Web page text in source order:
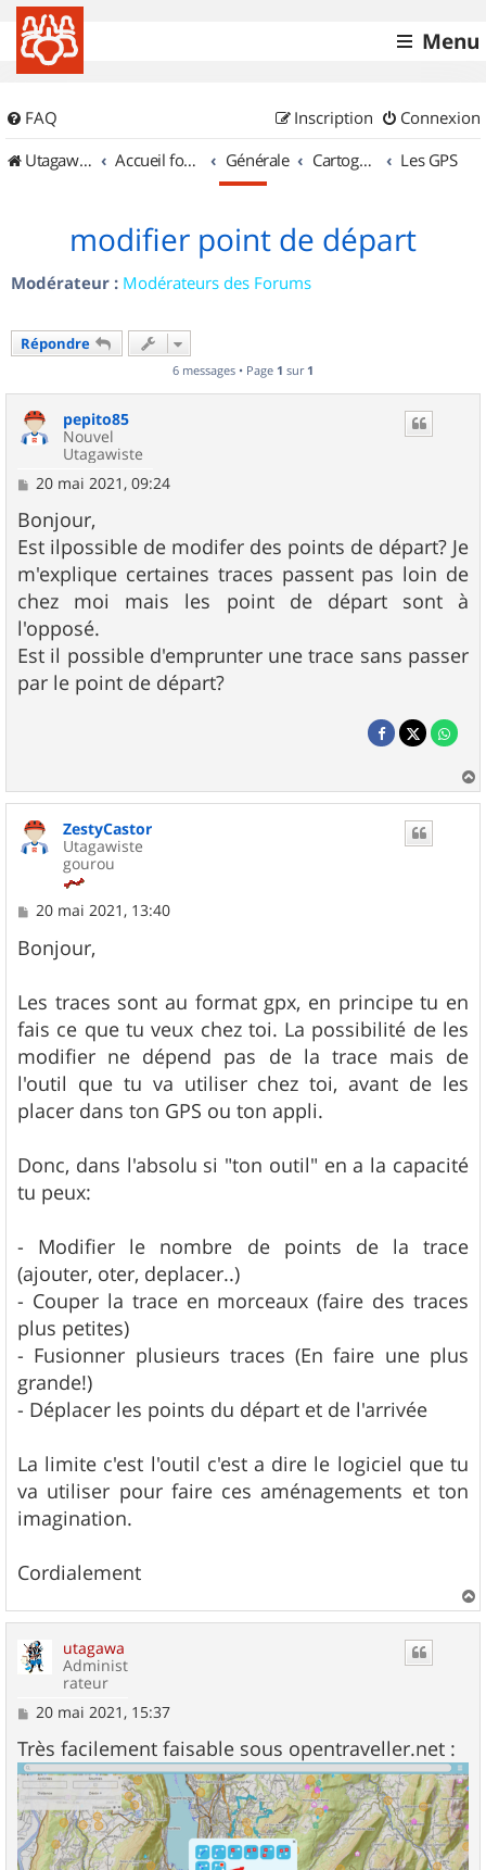
Menu
FAQ Connexion
Inscription
UtagawaVTT (Randos VTT et VTTAE avec traces GPS)
Accueil forum Générale Cartographie et GPS Les GPS
modifier point de départ
Modérateur : Modérateurs des Forums
Répondre
6 messages • Page 1 sur 1
pepito85
Nouvel
Utagawiste
M
s
s
a
g
e
20 mai 2021, 09:24
Bonjour,
Est ilpossible de modifer des points de départ? Je
m'explique certaines traces passent pas loin de
chez moi mais les point de départ sont à
l'opposé.
Est il possible d'emprunter une trace sans passer
par le point de départ?
a
ZestyCastor
Utagawiste
gourou
M
s
s
g
e
20 mai 2021, 13:40
Bonjour,
Les traces sont au format gpx, en principe tu en
fais ce que tu veux chez toi. La possibilité de les
modifier ne dépend pas de la trace mais de
l'outil que tu va utiliser chez toi, avant de les
placer dans ton GPS ou ton appli.
Donc, dans l'absolu si "ton outil" en a la capacité
tu peux:
- Modifier le nombre de points de la trace
(ajouter, oter, deplacer..)
- Couper la trace en morceaux (faire des traces
plus petites)
- Fusionner plusieurs traces (En faire une plus
grande!)
- Déplacer les points du départ et de l'arrivée
La limite c'est l'outil c'est a dire le logiciel que tu
va utiliser pour faire ces aménagements et ton
imagination.
Cordialement
a
utagawa
Administ
rateur
M
s
s
a
g
e
20 mai 2021, 15:37
Très facilement faisable sous opentraveller.net :